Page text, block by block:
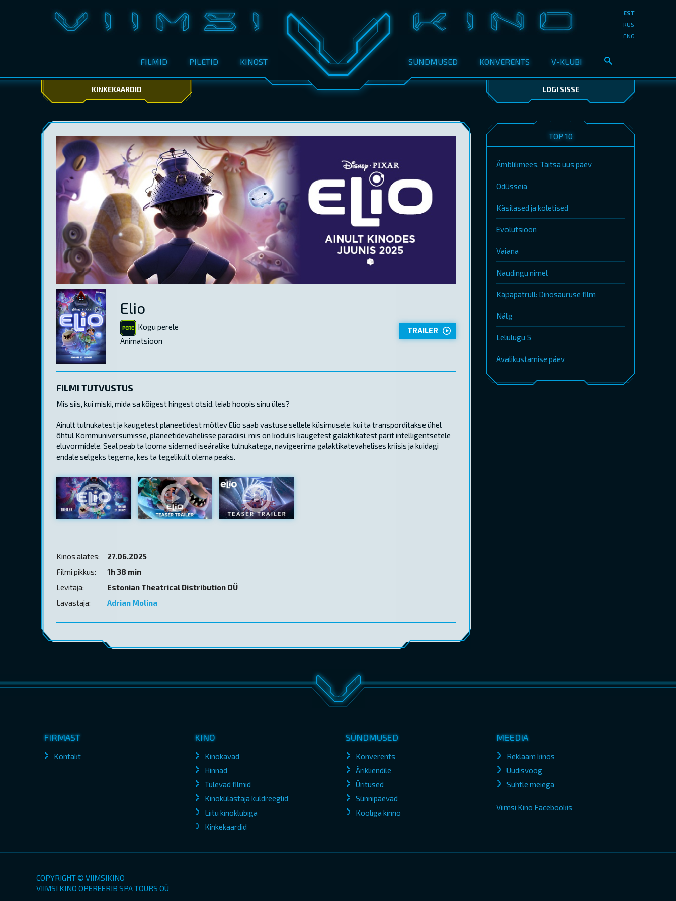
FILMID PILETID KINOST SÜNDMUSED KONVERENTS V-KLUBI
EST
RUS
ENG
KINKEKAARDID LOGI SISSE
Elio
Kogu perele
Animatsioon
TRAILER
FILMI TUTVUSTUS
Mis siis, kui miski, mida sa kõigest hingest otsid, leiab hoopis sinu üles?
Ainult tulnukatest ja kaugetest planeetidest mõtlev Elio saab vastuse sellele küsimusele, kui ta transporditakse ühel
õhtul Kommuniversumisse, planeetidevahelisse paradiisi, mis on koduks kaugetest galaktikatest pärit intelligentsetele
eluvormidele. Seal peab ta looma sidemed iseäralike tulnukatega, navigeerima galaktikatevahelises kriisis ja kuidagi
endale selgeks tegema, kes ta tegelikult olema peaks.
Kinos alates:
27.06.2025
Filmi pikkus:
1h 38 min
Levitaja:
Estonian Theatrical Distribution OÜ
Lavastaja:
Adrian Molina
TOP 10
Ämblikmees. Täitsa uus päev
Odüsseia
Käsilased ja koletised
Evolutsioon
Vaiana
Naudingu nimel
Käpapatrull: Dinosauruse film
Nälg
Lelulugu 5
Avalikustamise päev
FIRMAST
Kontakt
KINO
Kinokavad
Hinnad
Tulevad filmid
Kinokülastaja kuldreeglid
Liitu kinoklubiga
Kinkekaardid
SÜNDMUSED
Konverents
Ärikliendile
Üritused
Sünnipäevad
Kooliga kinno
MEEDIA
Reklaam kinos
Uudisvoog
Suhtle meiega
Viimsi Kino Facebookis
COPYRIGHT © VIIMSIKINO
VIIMSI KINO OPEREERIB SPA TOURS OÜ